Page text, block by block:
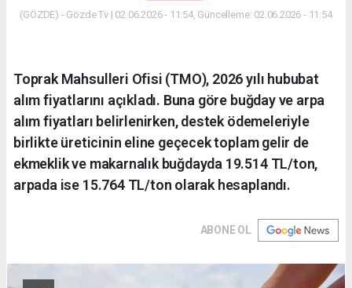
(GÖZDE) - Gözde Tv | 02.06.2026 - 11:54, Güncelleme: 02.06.2026 - 11:54
Toprak Mahsulleri Ofisi (TMO), 2026 yılı hububat
alım fiyatlarını açıkladı. Buna göre buğday ve arpa
alım fiyatları belirlenirken, destek ödemeleriyle
birlikte üreticinin eline geçecek toplam gelir de
ekmeklik ve makarnalık buğdayda 19.514 TL/ton,
arpada ise 15.764 TL/ton olarak hesaplandı.
ABONE OL